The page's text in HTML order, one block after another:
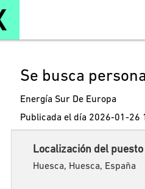
Se busca
Energía Sur De Europa
Publicada el día 2026-01-26
Localización del puesto
Huesca, Huesca, España